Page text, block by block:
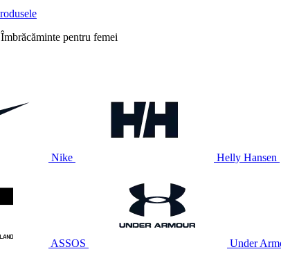
Îmbrăcăminte pentru femei
Nike Helly Hansen
ASSOS Under